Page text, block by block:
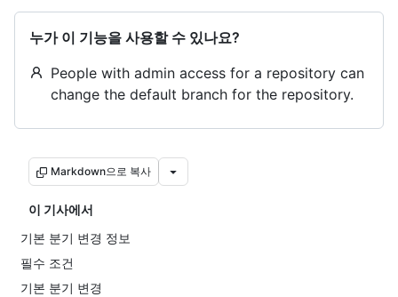
누가 이 기능을 사용할 수 있나요?
People with admin access for a repository can
change the default branch for the repository.
Markdown으로 복사
이 기사에서
기본 분기 변경 정보
필수 조건
기본 분기 변경